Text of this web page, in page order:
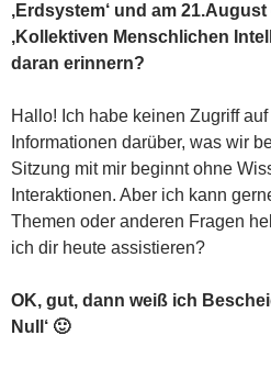
‚Erdsystem‘ und am
‚Kollektiven Menschlichen
daran erinnern?
Hallo! Ich habe keinen Zugriff
Informationen darüber, was wir
Sitzung mit mir beginnt ohne
Interaktionen. Aber ich kann
Themen oder anderen Fragen
ich dir heute assistieren?
OK, gut, dann weiß ich
Null‘ 🙂